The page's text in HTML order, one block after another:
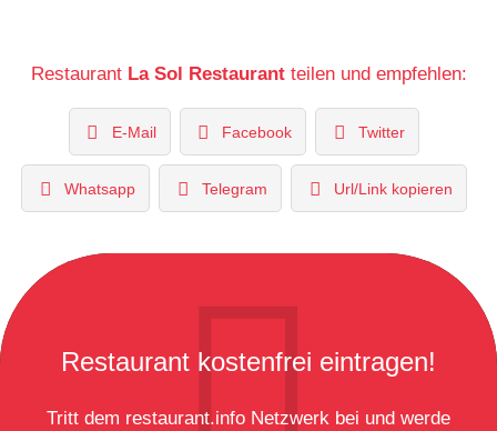
Restaurant La Sol Restaurantteilen und empfehlen:
E-Mail Facebook Twitter
Whatsapp Telegram Url/Link kopieren
Restaurant kostenfrei eintragen!
Tritt dem restaurant.info Netzwerk bei und werde